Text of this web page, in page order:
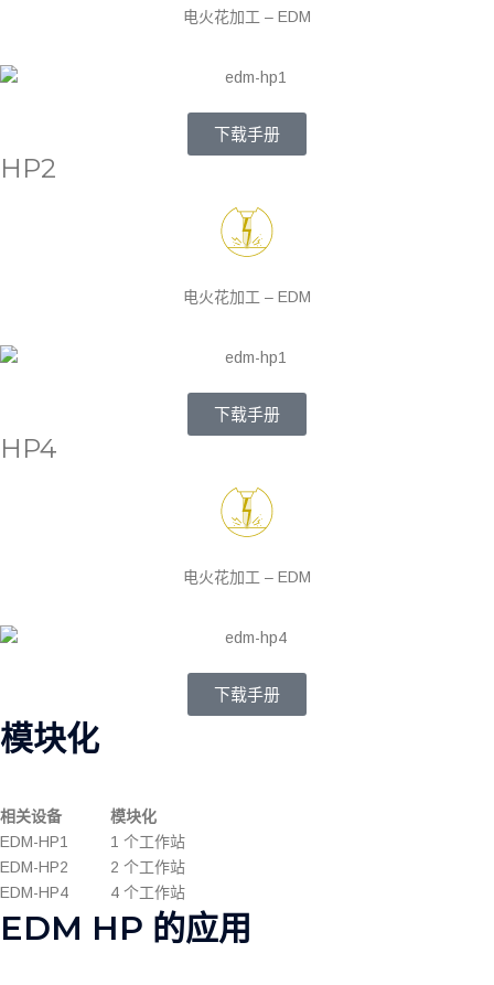
电火花加工 – EDM
下载手册
HP2
电火花加工 – EDM
下载手册
HP4
电火花加工 – EDM
下载手册
模块化
相关设备
模块化
EDM-HP1
1 个工作站
EDM-HP2
2 个工作站
EDM-HP4
4 个工作站
EDM HP 的应用